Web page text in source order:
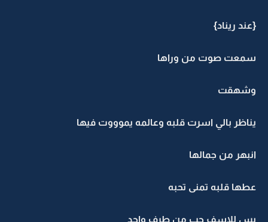
{عند ريناد}
سمعت صوت من وراها
وشهقت
يناظر بالي اسرت قلبه وعالمه يموووت فيها
انبهر من جمالها
عطها قلبه تمنى تحبه
بس للاسف حب من طرف واحد